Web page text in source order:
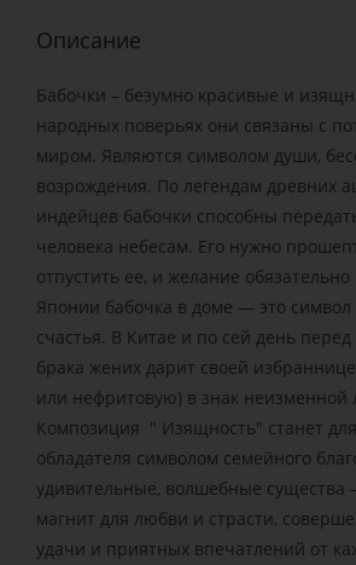
Описание
Бабочки – безумно красивые и
народных поверьях они связаны с
миром. Являются символом души,
возрождения. По легендам древних
индейцев бабочки способны
человека небесам. Его нужно
отпустить ее, и желание
Японии бабочка в доме — это символ
счастья. В Китае и по сей день
брака жених дарит своей
или нефритовую) в знак неизменной
Композиция " Изящность" станет для
обладателя символом семейного
удивительные, волшебные существа
магнит для любви и страсти,
удачи и приятных впечатлений от